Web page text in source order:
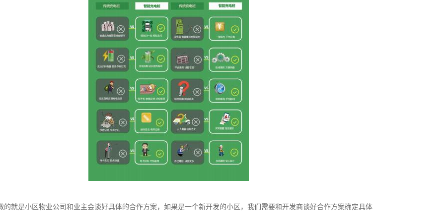
的就是小区物业公司和业主会谈好具体的合作方案，如果是一个新开发的小区，我们需要和开发商谈好合作方案确定具体